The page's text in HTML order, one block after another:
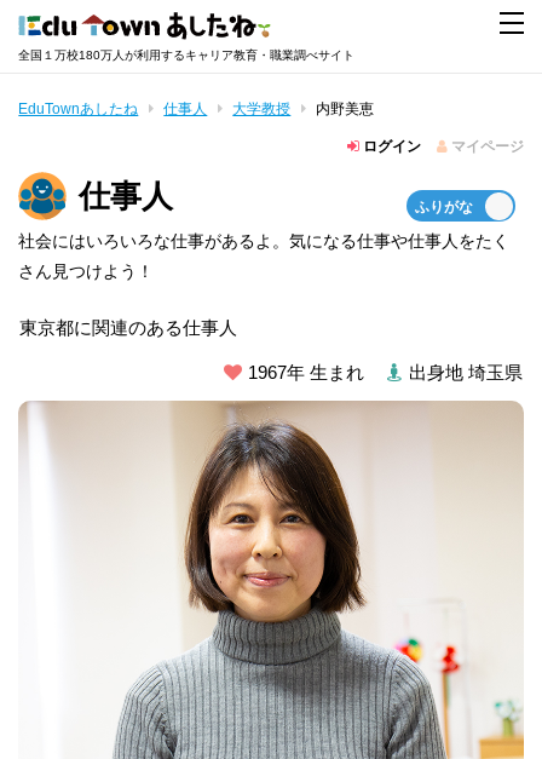
全国１万校180万人が利用するキャリア教育・職業調べサイト
EduTownあしたね 仕事人 大学教授 内野美恵
ログイン マイページ
仕事人
社会にはいろいろな仕事があるよ。気になる仕事や仕事人をたく
さん見つけよう！
東京都に関連のある仕事人
1967年 生まれ 出身地 埼玉県